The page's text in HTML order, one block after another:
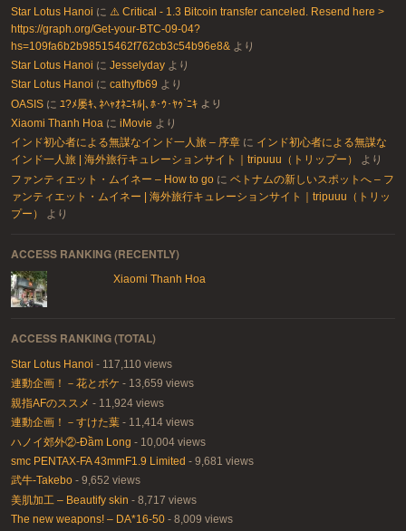
Star Lotus Hanoi に ⚠️ Critical - 1.3 Bitcoin transfer canceled. Resend here >
https://graph.org/Get-your-BTC-09-04?
hs=109fa6b2b98515462f762cb3c54b96e8& より
Star Lotus Hanoi に Jesselydayより
Star Lotus Hanoi に cathyfb69 より
OASISに ﾕ?ﾒ屡ｷ､ﾈﾍｬｵﾈﾆｷﾙ|､ﾎ･ｳ･ﾔｩ`ﾆｷより
Xiaomi Thanh Hoaに iMovie より
インド初心者による無謀なインド一人旅 – 序章に インド初心者による無謀な
インド一人旅 | 海外旅行キュレーションサイト｜tripuuu（トリップー）
より
ファンティエット・ムイネー – How to goに ベトナムの新しいスポットへ – フ
ァンティエット・ムイネー | 海外旅行キュレーションサイト｜tripuuu（トリッ
プー）
より
ACCESS RANKING (RECENTLY)
Xiaomi Thanh Hoa
ACCESS RANKING (TOTAL)
Star Lotus Hanoi - 117,110 views
連動企画！－花とボケ - 13,659 views
親指AFのススメ - 11,924 views
連動企画！－すけた葉- 11,414 views
ハノイ郊外②-Đầm Long - 10,004 views
smc PENTAX-FA 43mmF1.9 Limited - 9,681 views
武牛-Takebo- 9,652 views
美肌加工 – Beautify skin - 8,717 views
The new weapons! – DA*16-50- 8,009 views